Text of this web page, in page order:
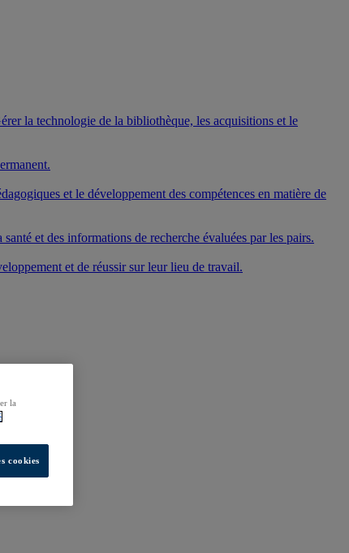
la technologie de la bibliothèque, les acquisitions et le
et le développement des compétences en matière de
et des informations de recherche évaluées par les pairs.
et de réussir sur leur lieu de travail.
la
cookies